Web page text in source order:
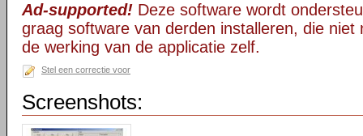
Ad-supported! Deze software wordt
graag software van derden installeren, die niet
de werking van de applicatie zelf.
Stel een correctie voor
Screenshots: